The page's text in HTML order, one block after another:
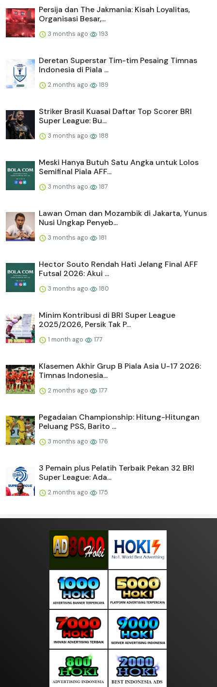
Persija dan The Jakmania: Kisah Loyalitas,
Organisasi Besar,...
3 months ago 193
Deretan Superstar Tim-tim Pesaing Timnas
Indonesia di Piala ...
2 months ago 189
Striker Brasil Kuasai Daftar Top Scorer BRI
Super League: Bu...
3 months ago 188
Meski Hanya Butuh Satu Angka untuk Lolos
Semifinal Piala AFF...
3 months ago 187
Lawan Oman dan Mozambik di Jakarta, Yunus
Nusi Ungkap Penyeb...
3 months ago 181
Hector Souto Rendah Hati Jelang Final AFF
Futsal 2026: Akui ...
3 months ago 180
Minim Kontribusi di BRI Super League
2025/2026, Persik Tak P...
1 month ago 177
Klasemen Akhir Grup B Piala Asia U-17 2026:
Timnas Indonesia...
2 months ago 177
Pegadaian Championship: Hitung-Hitungan
Peluang PSS, Barito ...
3 months ago 176
3 Pemain plus Pelatih Terbaik Pekan 32 BRI
Super League: Ada...
2 months ago 175